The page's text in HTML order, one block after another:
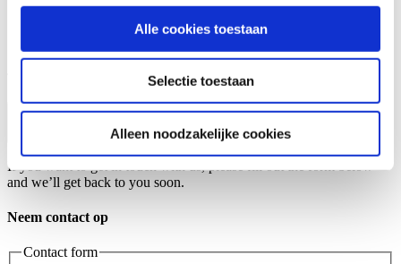
informatie die u aan ze heeft verstrekt of die ze hebben
verzameld op basis van uw gebruik van hun services.
Alle cookies toestaan
Selectie toestaan
Alleen noodzakelijke cookies
Español
If you want to get in touch with us, please fill out the form below
and we’ll get back to you soon.
Neem contact op
Contact form